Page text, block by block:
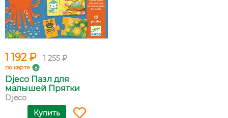
1 192 ₽ 1 255 ₽
по карте
Djeco Пазл для
малышей Прятки
Djeco
Купить